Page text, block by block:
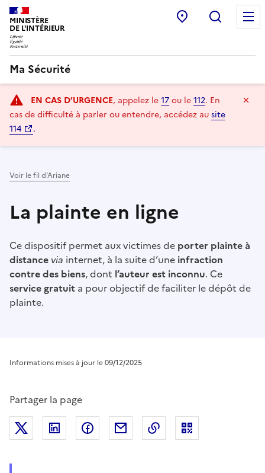
MINISTÈRE
DE L'INTÉRIEUR
Point d’accueil
Ma Sécurité
principaleEN CAS D’URGENCE, appelez le17ou le112. En
cas de difficulté à parler ou entendre, accédez ausite
114
.
Voir le fil d’Ariane
La plainte en ligne
Ce dispositif permet aux victimes de porter plainte à
distance via internet, à la suite d’une infraction
contre des biens, dont l’auteur est inconnu. Ce
service gratuit a pour objectif de faciliter le dépôt de
plainte.
Informations mises à jour le 09/12/2025
Partager la page
Partager sur Twitter
Partager sur LinkedIn
Partager sur Facebook
Partager par mailCopier dans le